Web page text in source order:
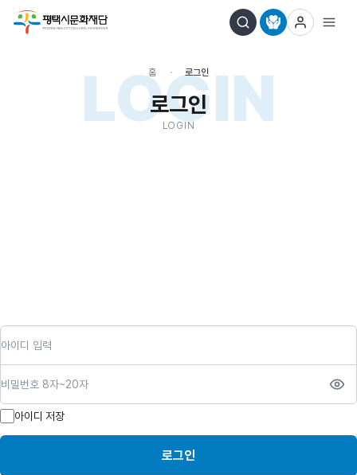
LOGIN
홈 로그인
로그인
LOGIN
아이디 저장
로그인